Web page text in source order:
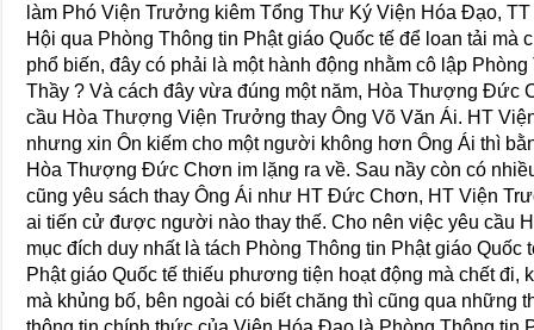
làm Phó Viện Trưởng kiêm Tổng Thư Ký Viện Hóa Đạo,
Hội qua Phòng Thông tin Phật giáo Quốc tế để loan tải mà
phổ biến, đây có phải là một hành động nhằm cô lập
Thầy ? Và cách đây vừa đúng một năm, Hòa Thượng Đức
cầu Hòa Thượng Viện Trưởng thay Ông Võ Văn Ái. HT
nhưng xin Ôn kiếm cho một người không hơn Ông Ái thì
Hòa Thượng Đức Chơn im lặng ra về. Sau nầy còn có
cũng yêu sách thay Ông Ái như HT Đức Chơn, HT Viện
ai tiến cử được người nào thay thế. Cho nên việc yêu cầu
mục đích duy nhất là tách Phòng Thông tin Phật giáo Quốc
Phật giáo Quốc tế thiếu phương tiện hoạt động mà chết
mà khủng bố, bên ngoài có biết chăng thì cũng qua những